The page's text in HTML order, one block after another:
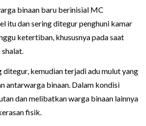
binaan baru berinisial MC
itu dan sering ditegur penghuni kamar
ketertiban, khususnya pada saat
shalat.
ditegur, kemudian terjadi adu mulut yang
antarwarga binaan. Dalam kondisi
dan melibatkan warga binaan lainnya
fisik.